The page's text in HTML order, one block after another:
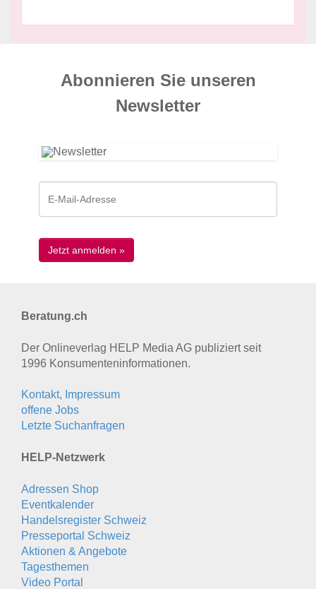
Abonnieren Sie unseren
News­letter
Beratung.ch
Der Onlineverlag HELP Media AG publiziert seit
1996 Konsumenten­informationen.
Kontakt, Impressum
offene Jobs
Letzte Suchanfragen
HELP-Netzwerk
Adressen Shop
Eventkalender
Handelsregister Schweiz
Presseportal Schweiz
Aktionen & Angebote
Tagesthemen
Video Portal